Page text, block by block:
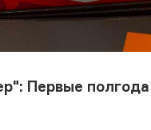
Первые